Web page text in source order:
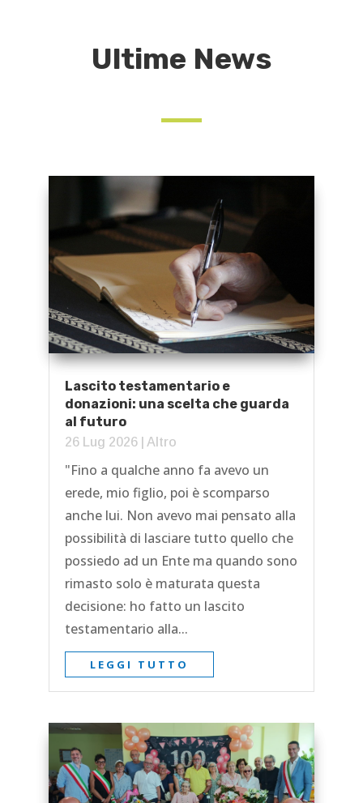
Ultime News
Lascito testamentario e
donazioni: una scelta che guarda
al futuro
26 Lug 2026| Altro
"Fino a qualche anno fa avevo un
erede, mio figlio, poi è scomparso
anche lui. Non avevo mai pensato alla
possibilità di lasciare tutto quello che
possiedo ad un Ente ma quando sono
rimasto solo è maturata questa
decisione: ho fatto un lascito
testamentario alla...
LEGGI TUTTO